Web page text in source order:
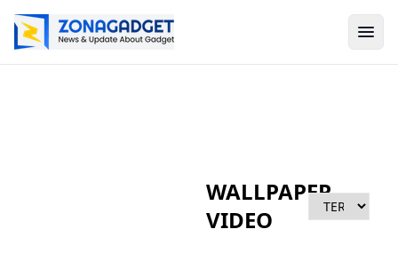
WALLPAPER
VIDEO